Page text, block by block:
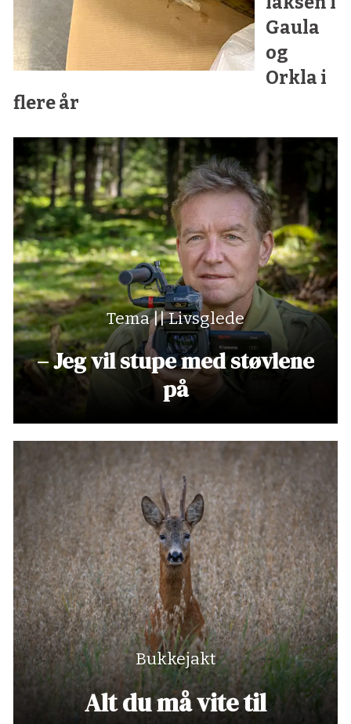
Gaula
og
Orkla i
flere år
Tema || Livsglede
– Jeg vil stupe med støvlene
på
Bukkejakt
Alt du må vite til